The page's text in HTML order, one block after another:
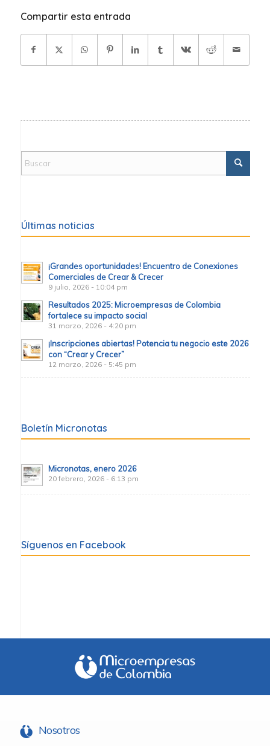
Compartir esta entrada
Últimas noticias
¡Grandes oportunidades! Encuentro de Conexiones
Comerciales de Crear & Crecer
9 julio, 2026 - 10:04 pm
Resultados 2025: Microempresas de Colombia
fortalece su impacto social
31 marzo, 2026 - 4:20 pm
¡Inscripciones abiertas! Potencia tu negocio este 2026
con “Crear y Crecer”
12 marzo, 2026 - 5:45 pm
Boletín Micronotas
Micronotas, enero 2026
20 febrero, 2026 - 6:13 pm
Síguenos en Facebook
Nosotros